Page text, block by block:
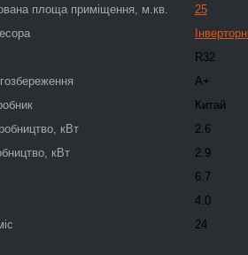
площа приміщення, м.кв.
25
R32
A+
Китай
кВт
2.6
кВт
2.9
6.7
4.0
24